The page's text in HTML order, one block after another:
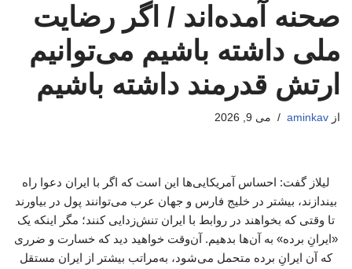
صحنه آمده‌اند / اگر رضایت
ملی داشته باشیم می‌توانیم
ارتش قدرمند داشته باشیم
از aminkav می 9, 2026
لیلاز گفت: احساس آمریکایی‌ها این است که اگر با ایران دعوا راه
بیندازند، بیشتر در خلیج فارس و جهان عرب می‌توانند پول در بیاورند
تا وقتی که بخواهند در روابط با ایران تنش‌زدایی کنند؛ مگر اینکه یک
«ایرانِ برده» به آن‌ها بدهیم. آن‌وقت خواهید دید که خسارت و ضرری
که آن ایرانِ برده متحمل می‌شود، به‌مراتب بیشتر از ایران مستقل